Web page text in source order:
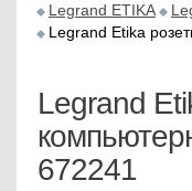
Legrand ETIKA
Legrand Etika
Legrand
672241